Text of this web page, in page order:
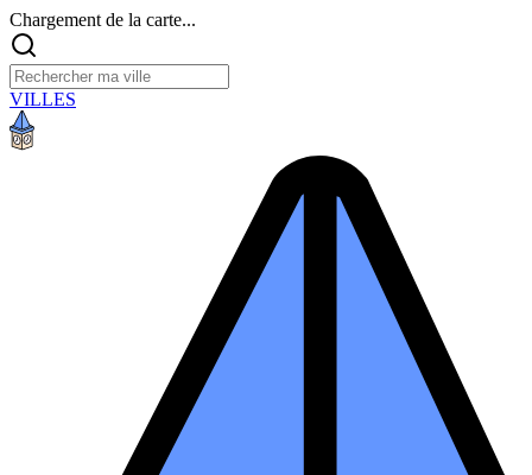
Chargement de la carte...
VILLES